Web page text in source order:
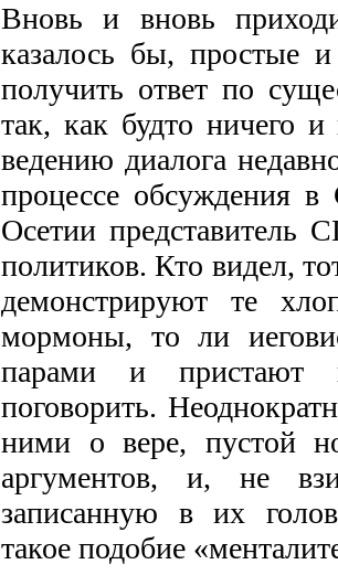
Вновь и вновь
казалось бы, простые
получить ответ по
так, как будто ничего
ведению диалога
процессе обсуждения
Осетии
политиков. Кто видел,
демонстрируют те
мормоны, то ли
парами и пристают
поговорить.
ними о вере, пустой
аргументов, и, не
записанную в их
такое подобие